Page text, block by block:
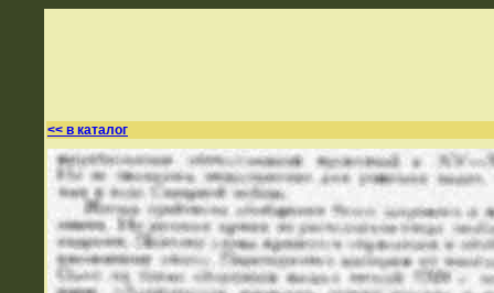
<< в каталог